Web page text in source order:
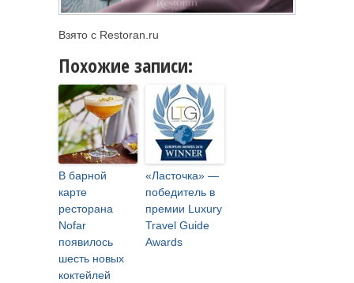
Взято с Restoran.ru
Похожие записи:
В барной
карте
ресторана
Nofar
появилось
шесть новых
коктейлей
«Ласточка» —
победитель в
премии Luxury
Travel Guide
Awards